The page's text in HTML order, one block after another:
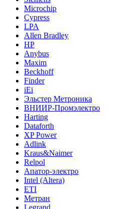
Microchip
Cypress
LPA
Allen Bradley
HP
Anybus
Maxim
Beckhoff
Finder
iEi
Эльстер Метроника
ВНИИР-Промэлектро
Harting
Dataforth
XP Power
Adlink
Kraus&Naimer
Relpol
Апатор-электро
Intel (Altera)
ETI
Метран